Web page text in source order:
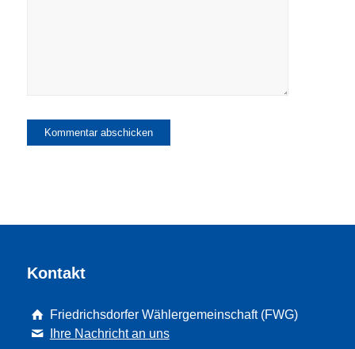
Kontakt
Friedrichsdorfer Wählergemeinschaft (FWG)
Ihre Nachricht an uns